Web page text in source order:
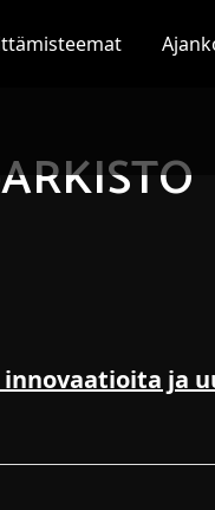
ja